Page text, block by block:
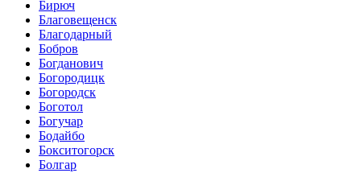
Бирюч
Благовещенск
Благодарный
Бобров
Богданович
Богородицк
Богородск
Боготол
Богучар
Бодайбо
Бокситогорск
Болгар